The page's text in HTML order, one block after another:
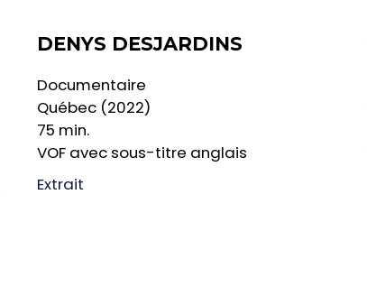
DENYS DESJARDINS
Documentaire
Québec (2022)
75 min.
VOF avec sous-titre anglais
Extrait